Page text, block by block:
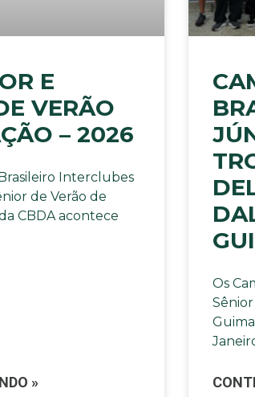
E
VERÃO
– 2026
Interclubes
de Verão de
CBDA acontece
»
Os